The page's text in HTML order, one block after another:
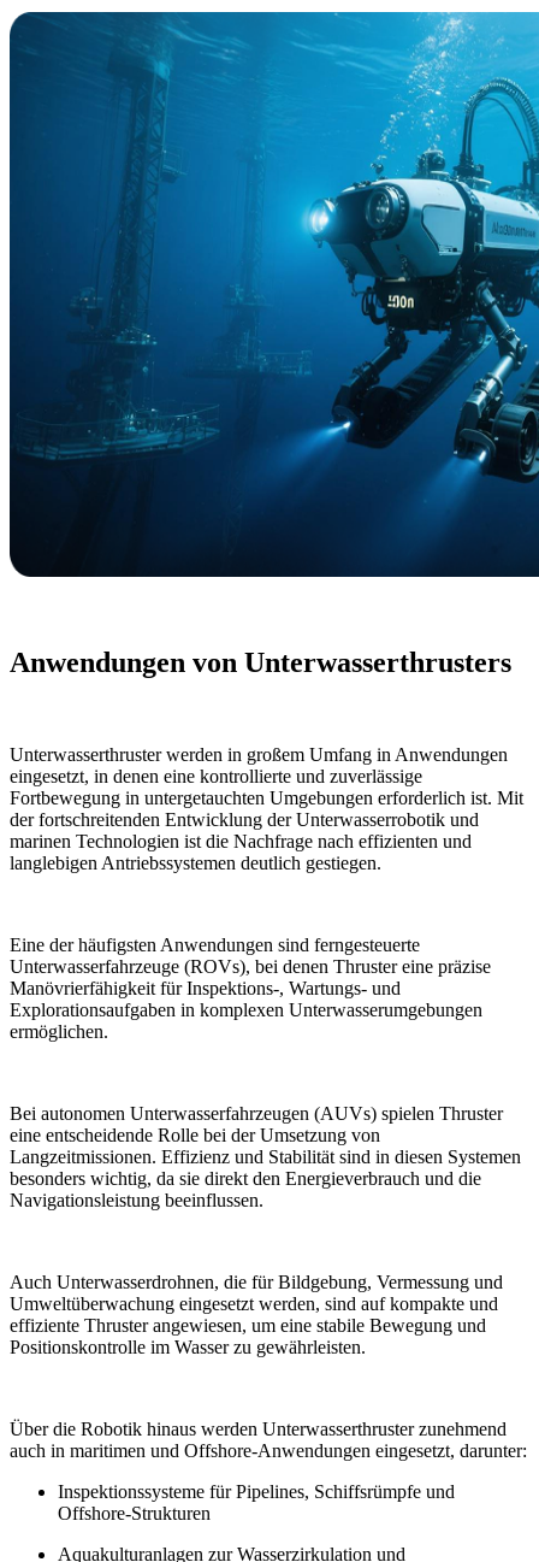
Anwendungen von Unterwasserthrusters
Unterwasserthruster werden in großem Umfang in Anwendungen
eingesetzt, in denen eine kontrollierte und zuverlässige
Fortbewegung in untergetauchten Umgebungen erforderlich ist. Mit
der fortschreitenden Entwicklung der Unterwasserrobotik und
marinen Technologien ist die Nachfrage nach effizienten und
langlebigen Antriebssystemen deutlich gestiegen.
Eine der häufigsten Anwendungen sind ferngesteuerte
Unterwasserfahrzeuge (ROVs), bei denen Thruster eine präzise
Manövrierfähigkeit für Inspektions-, Wartungs- und
Explorationsaufgaben in komplexen Unterwasserumgebungen
ermöglichen.
Bei autonomen Unterwasserfahrzeugen (AUVs) spielen Thruster
eine entscheidende Rolle bei der Umsetzung von
Langzeitmissionen. Effizienz und Stabilität sind in diesen Systemen
besonders wichtig, da sie direkt den Energieverbrauch und die
Navigationsleistung beeinflussen.
Auch Unterwasserdrohnen, die für Bildgebung, Vermessung und
Umweltüberwachung eingesetzt werden, sind auf kompakte und
effiziente Thruster angewiesen, um eine stabile Bewegung und
Positionskontrolle im Wasser zu gewährleisten.
Über die Robotik hinaus werden Unterwasserthruster zunehmend
auch in maritimen und Offshore-Anwendungen eingesetzt, darunter:
Inspektionssysteme für Pipelines, Schiffsrümpfe und
Offshore-Strukturen
Aquakulturanlagen zur Wasserzirkulation und